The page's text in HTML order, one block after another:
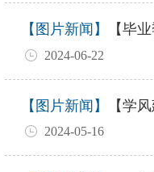
【图片新闻】 【毕
2024-06-22
【图片新闻】 【学
2024-05-16